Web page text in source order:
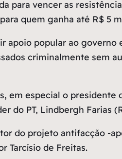
para vencer as
quem ganha até R$ 5
popular ao governo
criminalmente sem
em especial o presidente
do PT, Lindbergh Farias
do projeto antifacção -
Tarcísio de Freitas.